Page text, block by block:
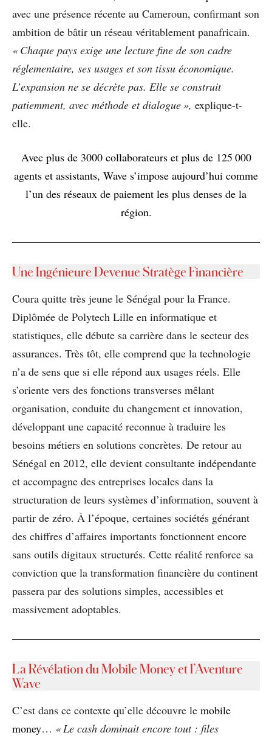
avec une présence récente au Cameroun, confirmant son
ambition de bâtir un réseau véritablement panafricain.
« Chaque pays exige une lecture fine de son cadre
réglementaire, ses usages et son tissu économique.
L’expansion ne se décrète pas. Elle se construit
patiemment, avec méthode et dialogue », explique-t-
elle.
Avec plus de 3000 collaborateurs et plus de 125 000
agents et assistants, Wave s’impose aujourd’hui comme
l’un des réseaux de paiement les plus denses de la
région.
Une Ingénieure Devenue Stratège Financière
Coura quitte très jeune le Sénégal pour la France.
Diplômée de Polytech Lille en informatique et
statistiques, elle débute sa carrière dans le secteur des
assurances. Très tôt, elle comprend que la technologie
n’a de sens que si elle répond aux usages réels. Elle
s’oriente vers des fonctions transverses mêlant
organisation, conduite du changement et innovation,
développant une capacité reconnue à traduire les
besoins métiers en solutions concrètes. De retour au
Sénégal en 2012, elle devient consultante indépendante
et accompagne des entreprises locales dans la
structuration de leurs systèmes d’information, souvent à
partir de zéro. À l’époque, certaines sociétés générant
des chiffres d’affaires importants fonctionnent encore
sans outils digitaux structurés. Cette réalité renforce sa
conviction que la transformation financière du continent
passera par des solutions simples, accessibles et
massivement adoptables.
La Révélation du Mobile Money et l’Aventure
Wave
C’est dans ce contexte qu’elle découvre le mobile
money… « Le cash dominait encore tout : files